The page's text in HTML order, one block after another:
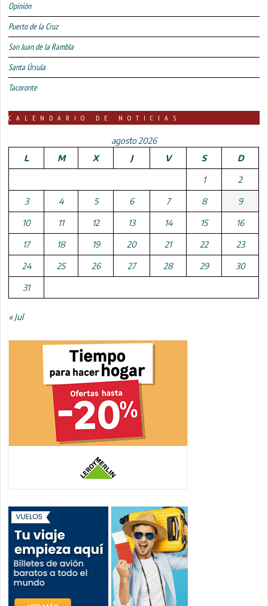
Opinión
Puerto de la Cruz
San Juan de la Rambla
Santa Úrsula
Tacoronte
CALENDARIO DE NOTICIAS
agosto 2026
L
M X J V S D
1 2
3 4 5 6 7 8 9
10 11 12 13 14 15 16
17 18 19 20 21 22 23
24 25 26 27 28 29 30
31
« Jul